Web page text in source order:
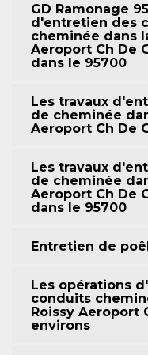
GD Ramonage
d'entretien des
cheminée dans
Aeroport Ch De
dans le 95700
Les travaux
de cheminée
Aeroport Ch De
Les travaux
de cheminée
Aeroport Ch De
dans le 95700
Entretien de
Les opérations
conduits
Roissy Aeroport
environs